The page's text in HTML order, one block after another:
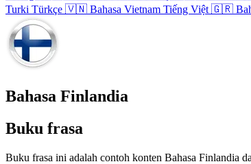
Turki Türkçe 🇻🇳 Bahasa Vietnam Tiếng Việt 🇬🇷
Bahasa Finlandia
Buku frasa
Buku frasa ini adalah contoh konten Bahasa Finlandia